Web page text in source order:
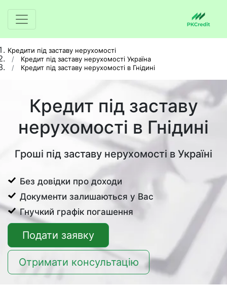
Кредити під заставу нерухомості
Кредит під заставу нерухомості Україна
Кредит під заставу нерухомості в Гнідині
Кредит під заставу
нерухомості в Гнідині
Гроші під заставу нерухомості в Україні
Без довідки про доходи
Документи залишаються у Вас
Гнучкий графік погашення
Подати заявку
Отримати консультацію